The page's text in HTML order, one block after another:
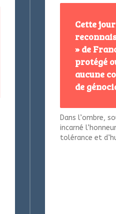
Cette
» de
protégé
aucune
de
Dans l’ombre,
incarné
tolérance et